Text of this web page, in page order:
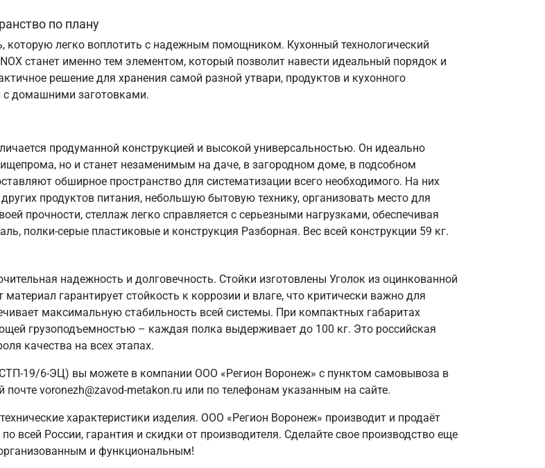
по плану
которую легко воплотить с надежным помощником. Кухонный технологический
станет именно тем элементом, который позволит навести идеальный порядок и
решение для хранения самой разной утвари, продуктов и кухонного
с домашними заготовками.
продуманной конструкцией и высокой универсальностью. Он идеально
но и станет незаменимым на даче, в загородном доме, в подсобном
обширное пространство для систематизации всего необходимого. На них
продуктов питания, небольшую бытовую технику, организовать место для
прочности, стеллаж легко справляется с серьезными нагрузками, обеспечивая
полки-серые пластиковые и конструкция Разборная. Вес всей конструкции 59 кг.
надежность и долговечность. Стойки изготовлены Уголок из оцинкованной
гарантирует стойкость к коррозии и влаге, что критически важно для
максимальную стабильность всей системы. При компактных габаритах
грузоподъемностью – каждая полка выдерживает до 100 кг. Это российская
качества на всех этапах.
19/6-ЭЦ) вы можете в компании ООО «Регион Воронеж» с пунктом самовывоза в
voronezh@zavod-metakon.ru или по телефонам указанным на сайте.
характеристики изделия. ООО «Регион Воронеж» производит и продаёт
всей России, гарантия и скидки от производителя. Сделайте свое производство еще
и функциональным!